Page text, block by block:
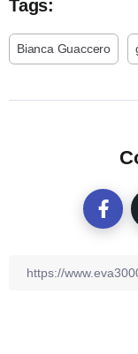
Tags:
Bianca Guaccero